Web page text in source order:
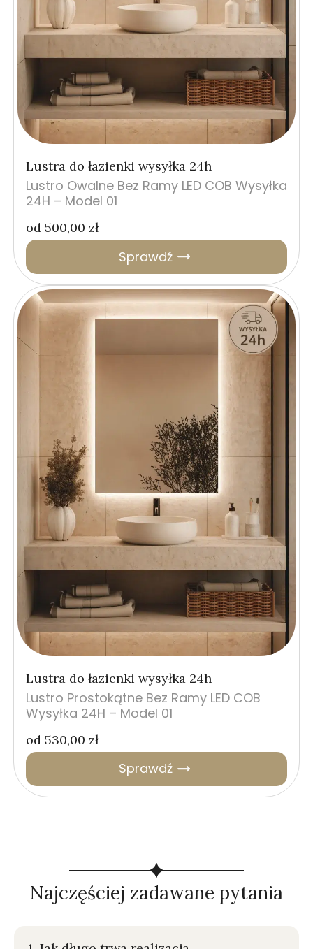
Lustra do łazienki wysyłka 24h
Lustro Owalne Bez Ramy LED COB Wysyłka
24H – Model 01
Sprawdź
od 500,00 zł
Lustra do łazienki wysyłka 24h
Lustro Prostokątne Bez Ramy LED COB
Wysyłka 24H – Model 01
Sprawdź
od 530,00 zł
Najczęściej zadawane pytania